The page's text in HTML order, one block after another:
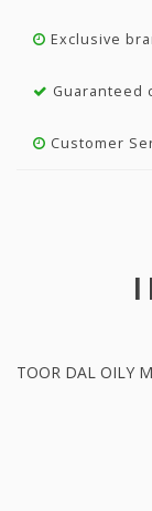
Exclusive
Guaranteed
Customer
TOOR DAL OILY